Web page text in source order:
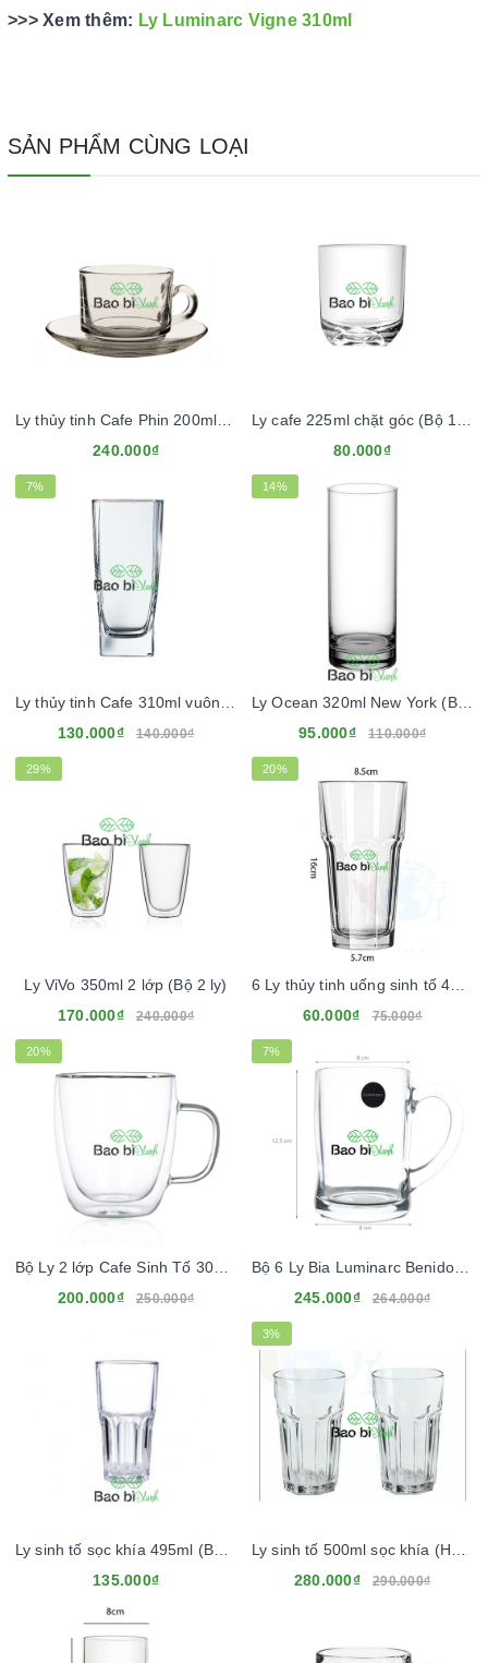
>>> Xem thêm: Ly Luminarc Vigne 310ml
SẢN PHẨM CÙNG LOẠI
Ly thủy tinh Cafe Phin 200ml (Bộ 12 ly)
240.000₫
80.000₫
7%
130.000₫
140.000₫
14%
Ly Ocean 320ml New York (Bộ 6 ly)
95.000₫
110.000₫
29%
Ly ViVo 350ml 2 lớp (Bộ 2 ly)
170.000₫
240.000₫
20%
60.000₫
75.000₫
20%
Bộ Ly 2 lớp Cafe Sinh Tố 300ml
200.000₫
250.000₫
7%
Bộ 6 Ly Bia Luminarc Benidorm 450ml
245.000₫
264.000₫
Ly sinh tố sọc khía 495ml (Bộ 6 Cốc)
135.000₫
3%
280.000₫
290.000₫